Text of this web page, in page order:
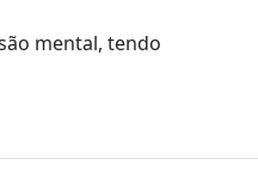
mental, tendo